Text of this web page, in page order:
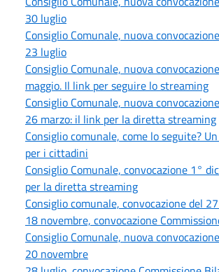
30 luglio
Consiglio Comunale, nuova
23 luglio
Consiglio Comunale, nuova
maggio. Il link per seguire lo streaming
Consiglio Comunale, nuova
26 marzo: il link per la diretta streaming
Consiglio comunale, come lo seguite?
per i cittadini
Consiglio Comunale, convocazione 1°
per la diretta streaming
Consiglio comunale, convocazione del
18 novembre, convocazione
Consiglio Comunale, nuova
20 novembre